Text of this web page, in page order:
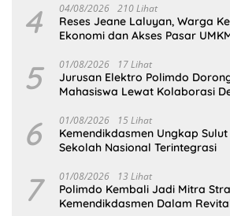
4 04/08/2026 210 Lihat
Reses Jeane Laluyan, Warga
Ekonomi dan Akses Pasar
5 01/08/2026 17 Lihat
Jurusan Elektro Polimdo
Mahasiswa Lewat Kolaborasi
6 01/08/2026 15 Lihat
Kemendikdasmen Ungkap
Sekolah Nasional Terintegrasi
7 01/08/2026 13 Lihat
Polimdo Kembali Jadi Mitra
Kemendikdasmen Dalam